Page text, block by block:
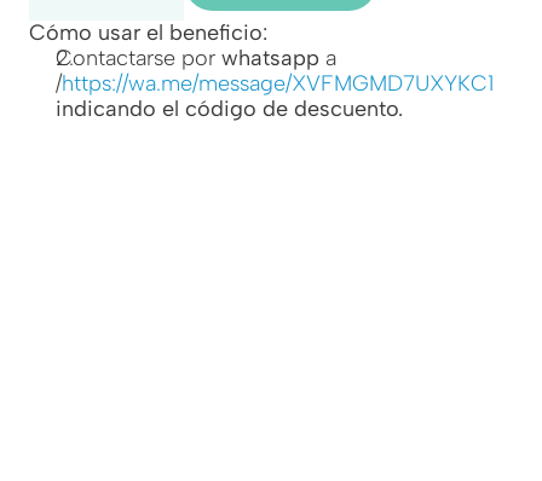
Cómo usar el beneficio:
Contactarse por whatsapp a
/https://wa.me/message/XVFMGMD7UXYKC1
indicando el código de descuento.